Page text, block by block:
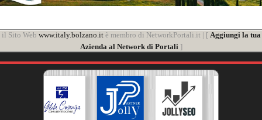
il Sito Web www.italy.bolzano.itè membro di NetworkPortali.it | [ Aggiungi la tua
Azienda al Network di Portali]